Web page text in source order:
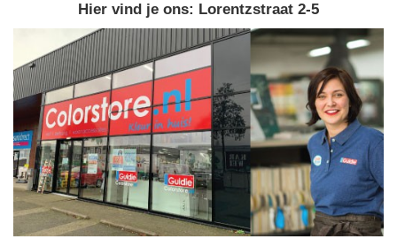
Hier vind je ons: Lorentzstraat 2-5